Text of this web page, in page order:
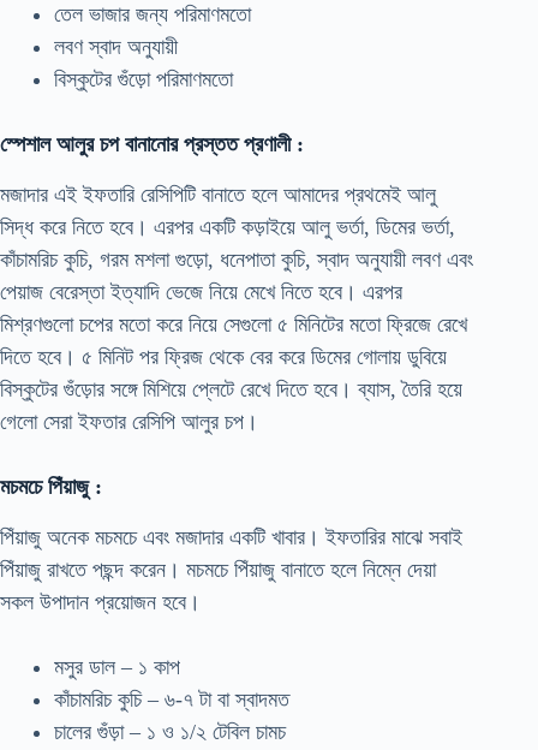
তেল ভাজার জন্য পরিমাণমতো
লবণ স্বাদ অনুযায়ী
বিস্কুটের গুঁড়ো পরিমাণমতো
স্পেশাল আলুর চপ বানানোর প্রস্তত প্রণালী :
মজাদার এই ইফতারি রেসিপিটি বানাতে হলে আমাদের প্রথমেই আলু
সিদ্ধ করে নিতে হবে। এরপর একটি কড়াইয়ে আলু ভর্তা, ডিমের ভর্তা,
কাঁচামরিচ কুচি, গরম মশলা গুড়ো, ধনেপাতা কুচি, স্বাদ অনুযায়ী লবণ এবং
পেয়াজ বেরেস্তা ইত্যাদি ভেজে নিয়ে মেখে নিতে হবে। এরপর
মিশ্রণগুলো চপের মতো করে নিয়ে সেগুলো ৫ মিনিটের মতো ফ্রিজে রেখে
দিতে হবে। ৫ মিনিট পর ফ্রিজ থেকে বের করে ডিমের গোলায় ডুবিয়ে
বিস্কুটের গুঁড়োর সঙ্গে মিশিয়ে প্লেটে রেখে দিতে হবে। ব্যাস, তৈরি হয়ে
গেলো সেরা ইফতার রেসিপি আলুর চপ।
মচমচে পিঁয়াজু :
পিঁয়াজু অনেক মচমচে এবং মজাদার একটি খাবার। ইফতারির মাঝে সবাই
পিঁয়াজু রাখতে পছন্দ করেন। মচমচে পিঁয়াজু বানাতে হলে নিম্নে দেয়া
সকল উপাদান প্রয়োজন হবে।
মসুর ডাল – ১ কাপ
কাঁচামরিচ কুচি – ৬-৭ টা বা স্বাদমত
চালের গুঁড়া – ১ ও ১/২ টেবিল চামচ